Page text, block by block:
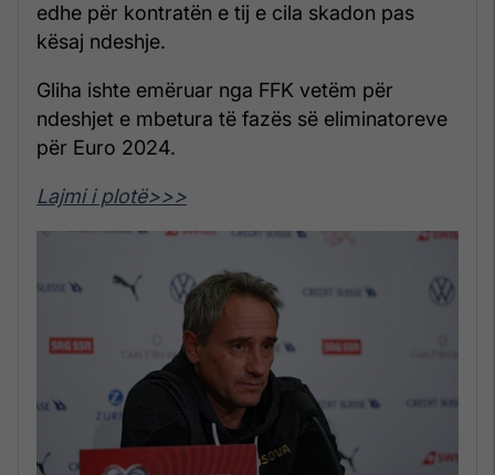
edhe për kontratën e tij e cila skadon pas
kësaj ndeshje.
Gliha ishte emëruar nga FFK vetëm për
ndeshjet e mbetura të fazës së eliminatoreve
për Euro 2024.
Lajmi i plotë>>>